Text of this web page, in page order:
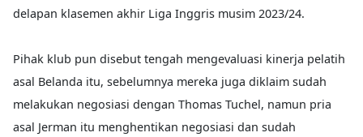
delapan klasemen akhir Liga Inggris musim 2023/24.
Pihak klub pun disebut tengah mengevaluasi kinerja pelatih
asal Belanda itu, sebelumnya mereka juga diklaim sudah
melakukan negosiasi dengan Thomas Tuchel, namun pria
asal Jerman itu menghentikan negosiasi dan sudah